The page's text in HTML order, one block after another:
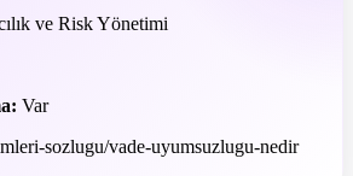
ve Risk Yönetimi
Var
sozlugu/vade-uyumsuzlugu-nedir